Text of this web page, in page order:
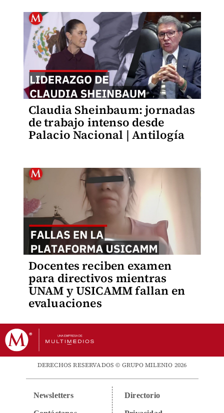
Claudia Sheinbaum: jornadas
de trabajo intenso desde
Palacio Nacional | Antilogía
Docentes reciben examen
para directivos mientras
UNAM y USICAMM fallan en
evaluaciones
DERECHOS RESERVADOS © GRUPO MILENIO 2026
Newsletters Directorio